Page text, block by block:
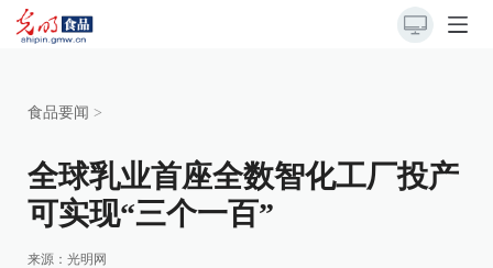
食品要闻 >
全球乳业首座全数智化工厂投产
可实现“三个一百”
来源： 光明网